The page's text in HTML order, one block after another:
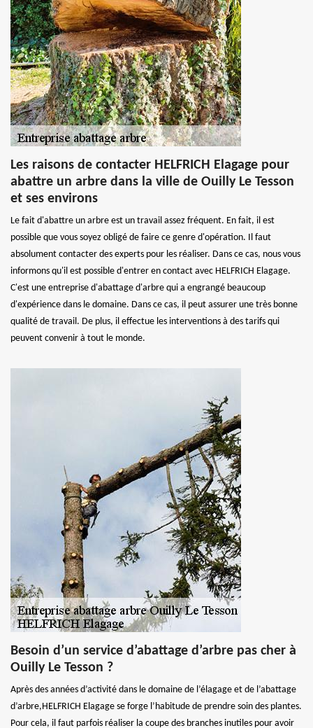
Les raisons de contacter HELFRICH Elagage pour
abattre un arbre dans la ville de Ouilly Le Tesson
et ses environs
Le fait d'abattre un arbre est un travail assez fréquent. En fait, il est
possible que vous soyez obligé de faire ce genre d'opération. Il faut
absolument contacter des experts pour les réaliser. Dans ce cas, nous vous
informons qu'il est possible d'entrer en contact avec HELFRICH Elagage.
C'est une entreprise d'abattage d'arbre qui a engrangé beaucoup
d'expérience dans le domaine. Dans ce cas, il peut assurer une très bonne
qualité de travail. De plus, il effectue les interventions à des tarifs qui
peuvent convenir à tout le monde.
Besoin d’un service d’abattage d’arbre pas cher à
Ouilly Le Tesson ?
Après des années d’activité dans le domaine de l’élagage et de l’abattage
d’arbre,HELFRICH Elagage se forge l’habitude de prendre soin des plantes.
Pour cela, il faut parfois réaliser la coupe des branches inutiles pour avoir